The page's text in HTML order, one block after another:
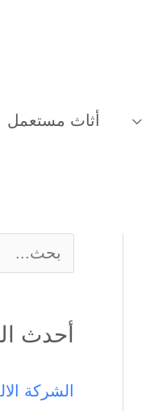
أثاث مستعمل
ب
ث
أحدث
الشركة